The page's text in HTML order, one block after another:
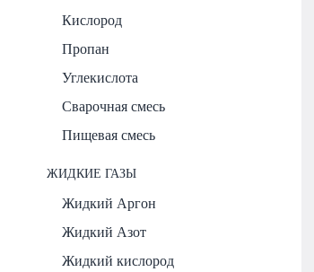
Кислород
Пропан
Углекислота
Сварочная смесь
Пищевая смесь
ЖИДКИЕ ГАЗЫ
Жидкий Аргон
Жидкий Азот
Жидкий кислород